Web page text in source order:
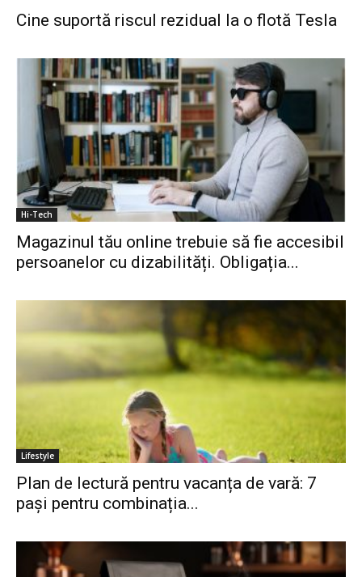
Cine suportă riscul rezidual la o flotă Tesla
Hi-Tech
Magazinul tău online trebuie să fie accesibil
persoanelor cu dizabilități. Obligația...
Lifestyle
Plan de lectură pentru vacanța de vară: 7
pași pentru combinația...